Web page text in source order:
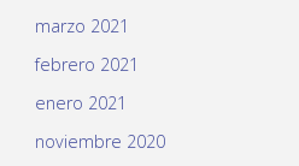
marzo 2021
febrero 2021
enero 2021
noviembre 2020